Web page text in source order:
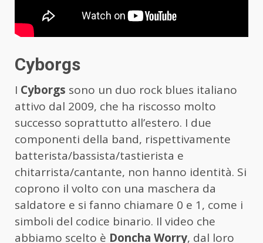
Cyborgs
I Cyborgs sono un duo rock blues italiano
attivo dal 2009, che ha riscosso molto
successo soprattutto all’estero. I due
componenti della band, rispettivamente
batterista/bassista/tastierista e
chitarrista/cantante, non hanno identità. Si
coprono il volto con una maschera da
saldatore e si fanno chiamare 0 e 1, come i
simboli del codice binario. Il video che
abbiamo scelto è Doncha Worry, dal loro